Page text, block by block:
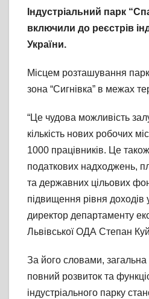
Індустріальний парк
включили до реєстрів
України.
Місцем розташування
зона “Сигнівка” в межах
“Це чудова можливість
кількість нових робочих
1000 працівників. Це
податкових надходжень,
та державних цільових
підвищення рівня доходів
директор департаменту
Львівської ОДА Степан
За його словами, загальна
повний розвиток та
індустріального парку